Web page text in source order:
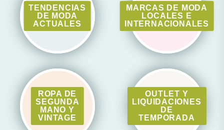
TENDENCIAS
DE MODA
ACTUALES
MARCAS DE MODA
LOCALES E
INTERNACIONALES
ROPA DE
SEGUNDA
MANO Y
VINTAGE
OUTLET Y
LIQUIDACIONES
DE
TEMPORADA